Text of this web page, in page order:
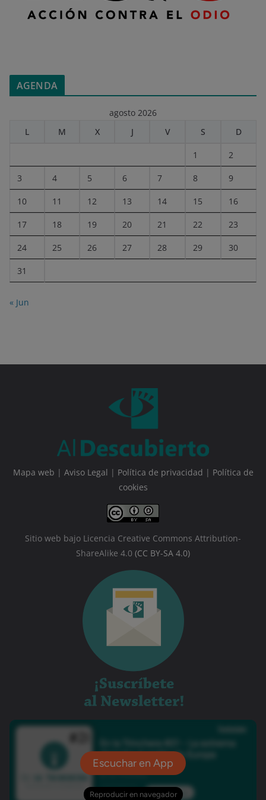
AGENDA
agosto 2026
L
M X J V S D
1 2
3 4 5 6 7 8 9
10 11 12 13 14 15 16
17 18 19 20 21 22 23
24 25 26 27 28 29 30
31
« Jun
Mapa web | Aviso Legal | Política de privacidad | Política de
cookies
Sitio web bajo Licencia Creative Commons Attribution-
ShareAlike 4.0 (CC BY-SA 4.0)